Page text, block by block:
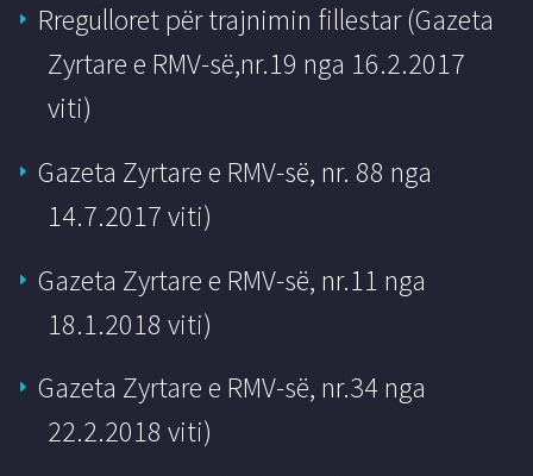
Rregulloret për trajnimin fillestar (Gazeta
Zyrtare e RMV-së,nr.19 nga 16.2.2017
viti)
Gazeta Zyrtare e RMV-së, nr. 88 nga
14.7.2017 viti)
Gazeta Zyrtare e RMV-së, nr.11 nga
18.1.2018 viti)
Gazeta Zyrtare e RMV-së, nr.34 nga
22.2.2018 viti)